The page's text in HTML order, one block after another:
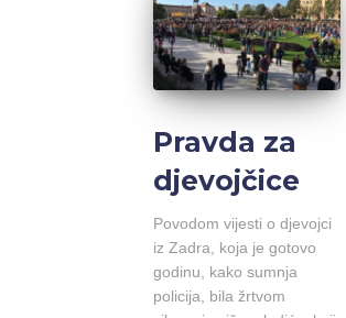
Pravda za
djevojčice
Povodom vijesti o djevojci
iz Zadra, koja je gotovo
godinu, kako sumnja
policija, bila žrtvom